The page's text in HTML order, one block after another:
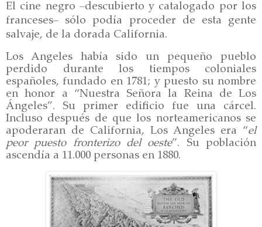
El cine negro –descubierto y catalogado por los
franceses– sólo podía proceder de esta gente
salvaje, de la dorada California.
Los Angeles había sido un pequeño pueblo
perdido durante los tiempos coloniales
españoles, fundado en 1781; y puesto su nombre
en honor a “Nuestra Señora la Reina de Los
Ángeles”. Su primer edificio fue una cárcel.
Incluso después de que los norteamericanos se
apoderaran de California, Los Angeles era “el
peor puesto fronterizo del oeste”. Su población
ascendía a 11.000 personas en 1880.